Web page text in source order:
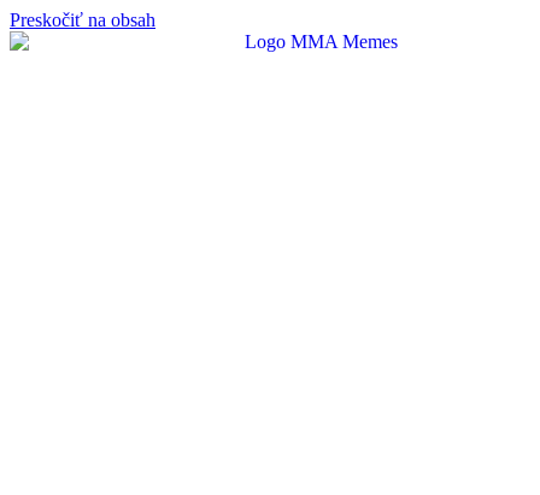
Preskočiť na obsah